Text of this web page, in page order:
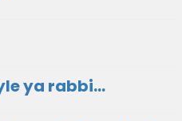
ya rabbi...